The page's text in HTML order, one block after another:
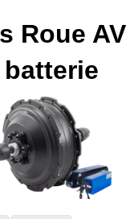
Roue
batterie